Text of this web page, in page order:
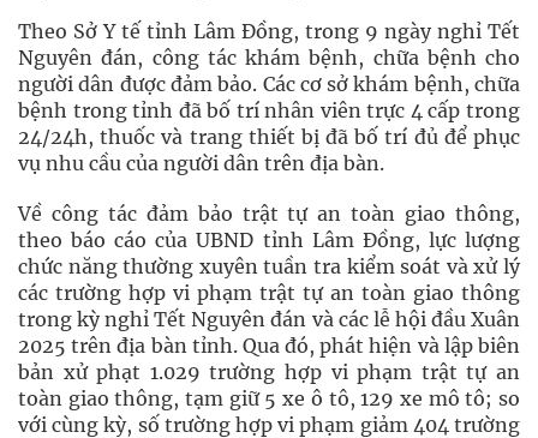
Theo Sở Y tế tỉnh Lâm Đồng, trong 9 ngày nghỉ Tết
Nguyên đán, công tác khám bệnh, chữa bệnh cho
người dân được đảm bảo. Các cơ sở khám bệnh, chữa
bệnh trong tỉnh đã bố trí nhân viên trực 4 cấp trong
24/24h, thuốc và trang thiết bị đã bố trí đủ để phục
vụ nhu cầu của người dân trên địa bàn.
Về công tác đảm bảo trật tự an toàn giao thông,
theo báo cáo của UBND tỉnh Lâm Đồng, lực lượng
chức năng thường xuyên tuần tra kiểm soát và xử lý
các trường hợp vi phạm trật tự an toàn giao thông
trong kỳ nghỉ Tết Nguyên đán và các lễ hội đầu Xuân
2025 trên địa bàn tỉnh. Qua đó, phát hiện và lập biên
bản xử phạt 1.029 trường hợp vi phạm trật tự an
toàn giao thông, tạm giữ 5 xe ô tô, 129 xe mô tô; so
với cùng kỳ, số trường hợp vi phạm giảm 404 trường